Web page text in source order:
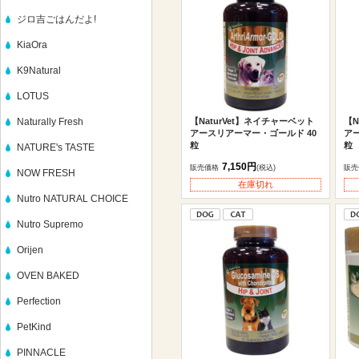
ジロ吉ごはんだよ!
KiaOra
K9Natural
LOTUS
Naturally Fresh
NATURE's TASTE
NOW FRESH
Nutro NATURAL CHOICE
Nutro Supremo
Orijen
OVEN BAKED
Perfection
PetKind
PINNACLE
【NaturVet】ネイチャーベット
アースリアーマー・ゴールド 40
粒
販売価格 7,150円(税込)
在庫切れ
【
ア
粒
販